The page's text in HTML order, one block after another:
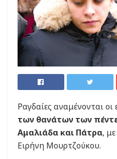
Ραγδαίες αναμένονται οι
των θανάτων των
Αμαλιάδα και Πάτρα,
Ειρήνη Μουρτζούκου.